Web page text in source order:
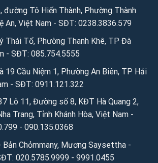
đường Tô Hiến Thành, Phường Thành
An, Việt Nam - SĐT: 0238.3836.579
Thái Tổ, Phường Thanh Khê, TP Đà
- SĐT: 085.754.5555
19 Cầu Niệm 1, Phường An Biên, TP Hải
- SĐT: 0911.121.322
Lô 11, Đường số 8, KĐT Hà Quang 2,
Trang, Tỉnh Khánh Hòa, Việt Nam -
- 090.135.0368
Bản Chỏmmany, Mương Saysettha -
020.5785.9999 - 9991.0455